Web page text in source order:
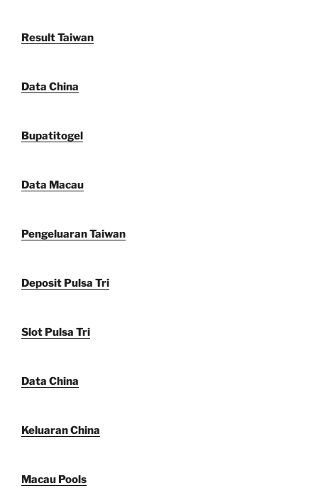
Result Taiwan
Data China
Bupatitogel
Data Macau
Pengeluaran Taiwan
Deposit Pulsa Tri
Slot Pulsa Tri
Data China
Keluaran China
Macau Pools